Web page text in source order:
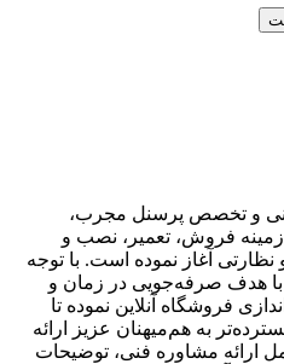
فنی و تخصص پرسنل مجرب،
خود را از سال ۱۳۸۶ در زمینه فروش، تعمیر، نصب و
آغاز نموده است. با توجه
با هدف صرفه‌جویی در زمان و
فروشگاه آنلاین نموده تا
به هم‌میهنان عزیز ارائه
ارائه مشاوره فنی، توضیحات